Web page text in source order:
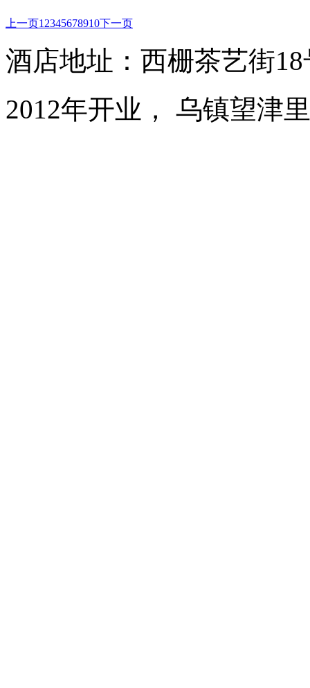
上一页1 2345678910下一页
酒店地址：西栅茶艺街
2012年开业， 乌镇望